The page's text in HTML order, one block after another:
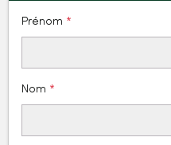
Prénom
Nom